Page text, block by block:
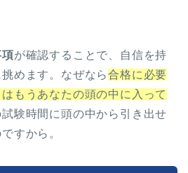
が確認することで、自信を持
めます。なぜなら合格に必要
もうあなたの頭の中に入って
験時間に頭の中から引き出せ
すから。